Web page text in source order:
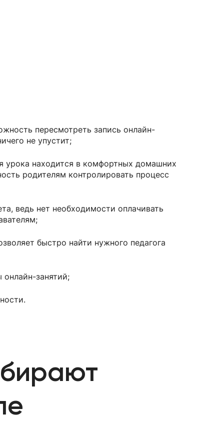
пересмотреть запись онлайн-
не упустит;
урока находится в комфортных домашних
родителям контролировать процесс
ведь нет необходимости оплачивать
быстро найти нужного педагога
онлайн-занятий;